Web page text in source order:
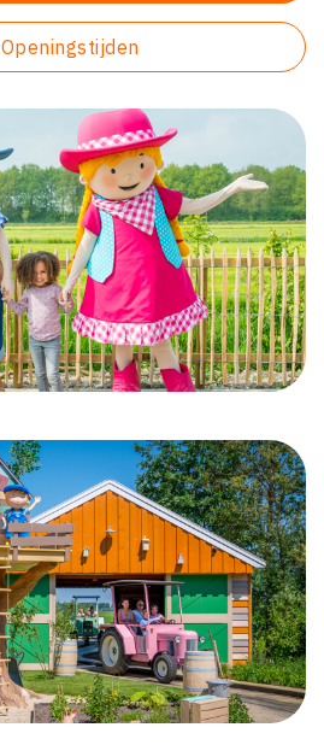
Openingstijden